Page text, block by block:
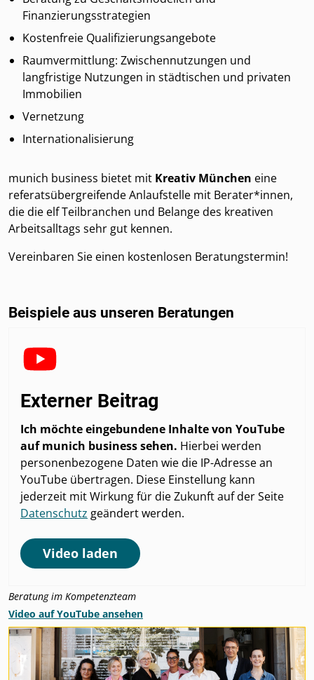
Finanzierungsstrategien
Kostenfreie Qualifizierungsangebote
Raumvermittlung: Zwischennutzungen und
langfristige Nutzungen in städtischen und privaten
Immobilien
Vernetzung
Internationalisierung
munich business bietet mit Kreativ München eine
referatsübergreifende Anlaufstelle mit Berater*innen,
die die elf Teilbranchen und Belange des kreativen
Arbeitsalltags sehr gut kennen.
Vereinbaren Sie einen kostenlosen Beratungstermin!
Beispiele aus unseren Beratungen
Externer Beitrag
Ich möchte eingebundene Inhalte von YouTube
auf munich business sehen. Hierbei werden
personenbezogene Daten wie die IP-Adresse an
YouTube übertragen. Diese Einstellung kann
jederzeit mit Wirkung für die Zukunft auf der Seite
Datenschutz geändert werden.
Video laden
Beratung im Kompetenzteam
Video auf YouTube ansehen